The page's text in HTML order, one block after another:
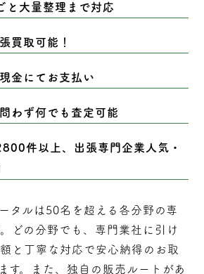
と大量整理まで対応
買取可能！
金にてお支払い
わず何でも査定可能
件以上、出張専門企業人気・
タルは50名を超える各分野の専
どの分野でも、専門業社に引け
と丁寧な対応で安心納得のお取
す。また、独自の販売ルートがあ